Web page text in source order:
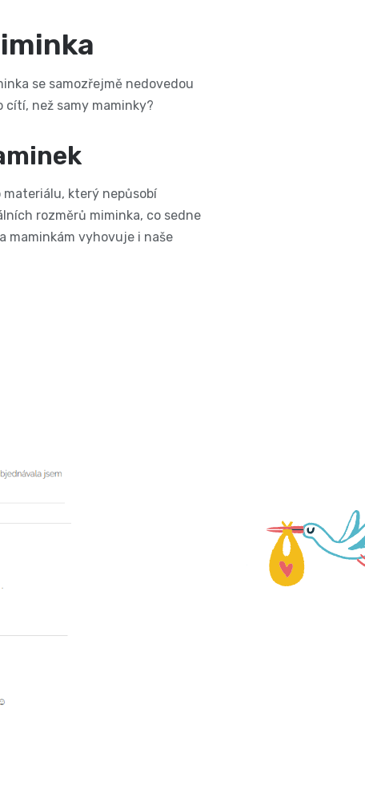
se samozřejmě nedovedou
cítí, než samy maminky?
který nepůsobí
rozměrů miminka, co sedne
maminkám vyhovuje i naše